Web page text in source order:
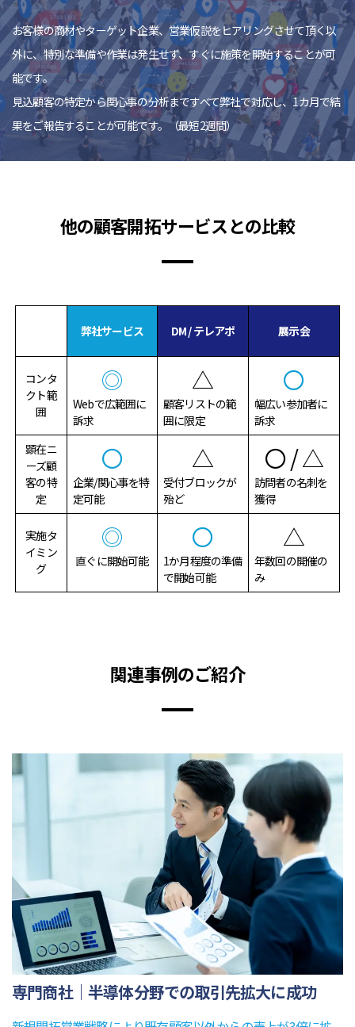
お客様の商材やターゲット企業、営業仮説をヒアリングさせて頂く以
外に、特別な準備や作業は発生せず、すぐに施策を開始することが可
能です。
見込顧客の特定から関心事の分析まですべて弊社で対応し、1カ月で結
果をご報告することが可能です。（最短2週間）
他の顧客開拓サービスとの比較
弊社サービス DM / テレアポ 展示会
コンタ
クト範
囲
◎
Webで広範囲に
訴求
△
顧客リストの範
囲に限定
〇
幅広い参加者に
訴求
顕在ニ
ーズ顧
客の特
定
〇
企業/関心事を特
定可能
△
受付ブロックが
殆ど
〇 / △
訪問者の名刺を
獲得
実施タ
イミン
グ
◎
直ぐに開始可能
〇
1か月程度の準備
で開始可能
△
年数回の開催の
み
関連事例のご紹介
専門商社｜半導体分野での取引先拡大に成功